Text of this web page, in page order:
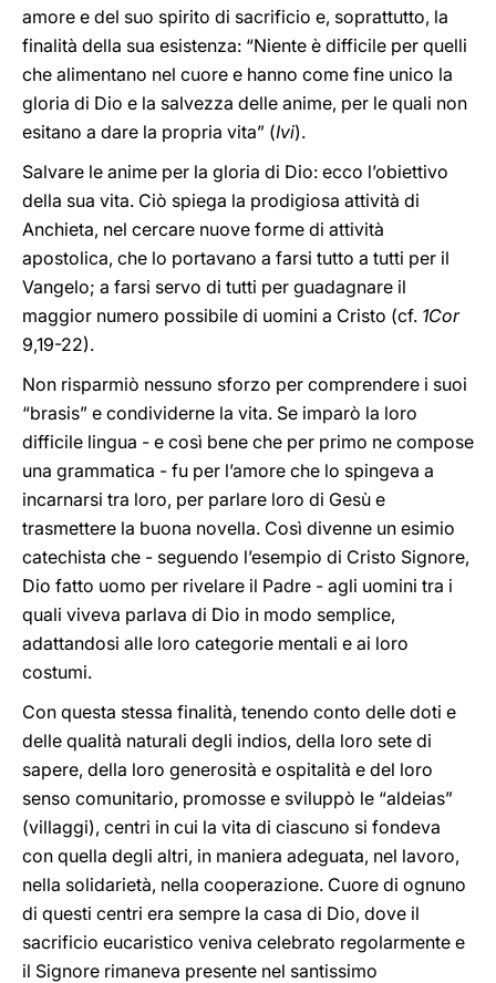
amore e del suo spirito di sacrificio e, soprattutto, la
finalità della sua esistenza: “Niente è difficile per quelli
che alimentano nel cuore e hanno come fine unico la
gloria di Dio e la salvezza delle anime, per le quali non
esitano a dare la propria vita” (Ivi).
Salvare le anime per la gloria di Dio: ecco l’obiettivo
della sua vita. Ciò spiega la prodigiosa attività di
Anchieta, nel cercare nuove forme di attività
apostolica, che lo portavano a farsi tutto a tutti per il
Vangelo; a farsi servo di tutti per guadagnare il
maggior numero possibile di uomini a Cristo (cf. 1Cor
9,19-22).
Non risparmiò nessuno sforzo per comprendere i suoi
“brasis” e condividerne la vita. Se imparò la loro
difficile lingua - e così bene che per primo ne compose
una grammatica - fu per l’amore che lo spingeva a
incarnarsi tra loro, per parlare loro di Gesù e
trasmettere la buona novella. Così divenne un esimio
catechista che - seguendo l’esempio di Cristo Signore,
Dio fatto uomo per rivelare il Padre - agli uomini tra i
quali viveva parlava di Dio in modo semplice,
adattandosi alle loro categorie mentali e ai loro
costumi.
Con questa stessa finalità, tenendo conto delle doti e
delle qualità naturali degli indios, della loro sete di
sapere, della loro generosità e ospitalità e del loro
senso comunitario, promosse e sviluppò le “aldeias”
(villaggi), centri in cui la vita di ciascuno si fondeva
con quella degli altri, in maniera adeguata, nel lavoro,
nella solidarietà, nella cooperazione. Cuore di ognuno
di questi centri era sempre la casa di Dio, dove il
sacrificio eucaristico veniva celebrato regolarmente e
il Signore rimaneva presente nel santissimo